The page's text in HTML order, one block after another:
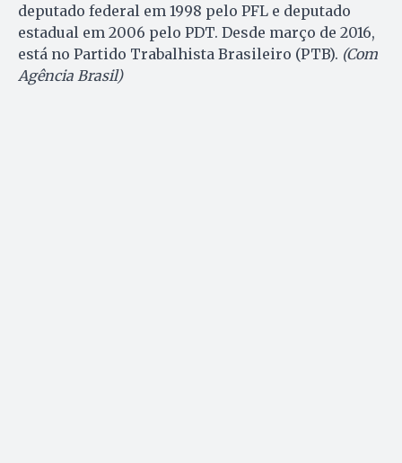
deputado federal em 1998 pelo PFL e deputado
estadual em 2006 pelo PDT. Desde março de 2016,
está no Partido Trabalhista Brasileiro (PTB). (Com
Agência Brasil)